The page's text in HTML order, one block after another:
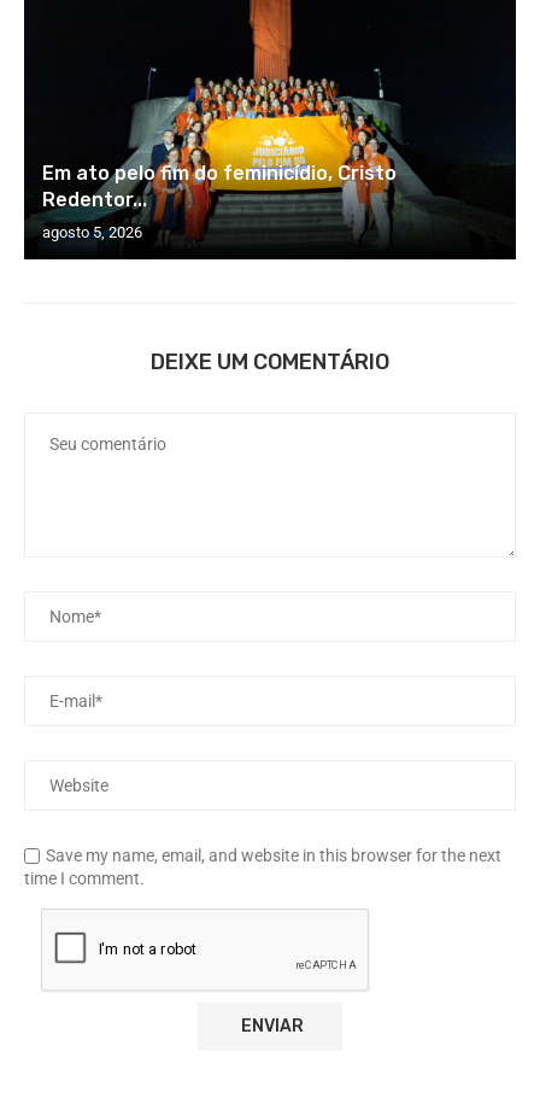
Em ato pelo fim do feminicídio, Cristo
Redentor...
agosto 5, 2026
DEIXE UM COMENTÁRIO
Save my name, email, and website in this browser for the next
time I comment.